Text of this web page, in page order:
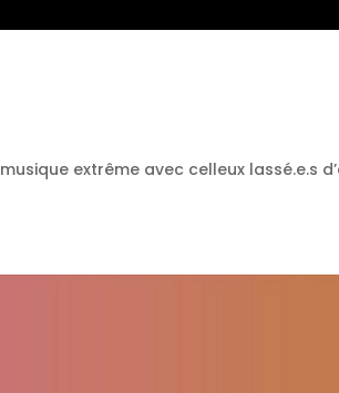
extrême avec celleux lassé.e.s